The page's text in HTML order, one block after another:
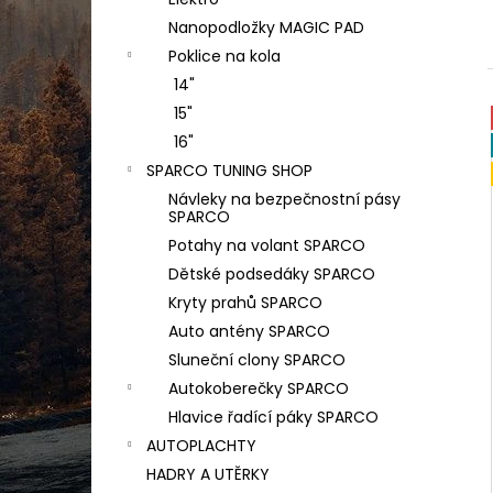
l
Nanopodložky MAGIC PAD
Poklice na kola
14"
15"
16"
SPARCO TUNING SHOP
Návleky na bezpečnostní pásy
SPARCO
Potahy na volant SPARCO
Dětské podsedáky SPARCO
Kryty prahů SPARCO
Auto antény SPARCO
Sluneční clony SPARCO
Autokoberečky SPARCO
Hlavice řadící páky SPARCO
AUTOPLACHTY
HADRY A UTĚRKY
i
PODLOŽKA POD SPZ - EASY CLICK
CLASSIC S ATESTEM 8SD - BEZ POTISKU
35 Kč
Původně: